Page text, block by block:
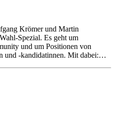
Krömer und Martin
Spezial. Es geht um
und um Positionen von
und -kandidatinnen. Mit dabei:…